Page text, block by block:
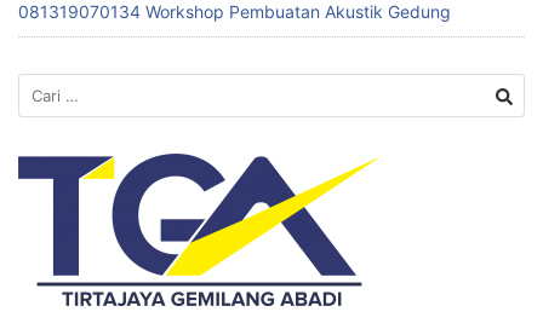
081319070134 Workshop Pembuatan Akustik Gedung
Cari
untuk: